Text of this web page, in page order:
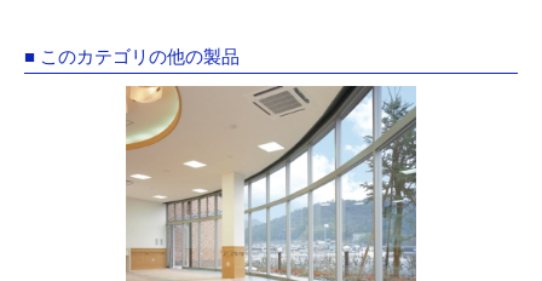
■ このカテゴリの他の製品